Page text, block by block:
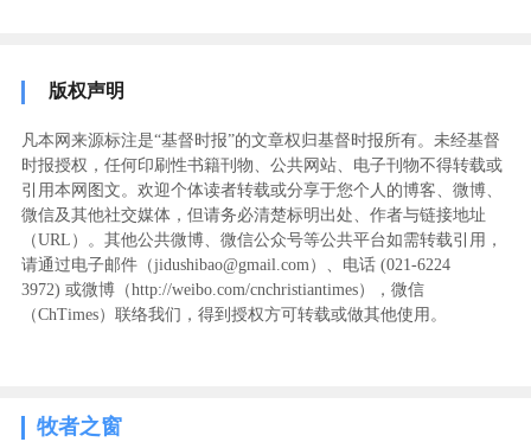
版权声明
凡本网来源标注是“基督时报”的文章权归基督时报所有。未经基督
时报授权，任何印刷性书籍刊物、公共网站、电子刊物不得转载或
引用本网图文。欢迎个体读者转载或分享于您个人的博客、微博、
微信及其他社交媒体，但请务必清楚标明出处、作者与链接地址
（URL）。其他公共微博、微信公众号等公共平台如需转载引用，
请通过电子邮件（jidushibao@gmail.com）、电话 (021-6224
3972) ‬或微博（http://weibo.com/cnchristiantimes），微信
（ChTimes）联络我们，得到授权方可转载或做其他使用。
牧者之窗